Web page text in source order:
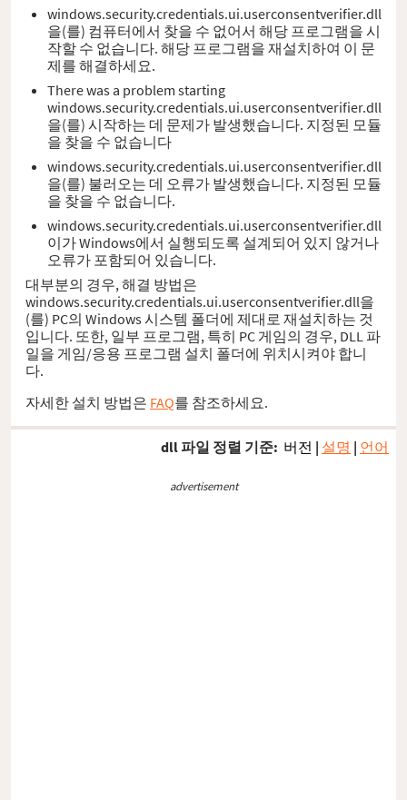
windows.security.credentials.ui.userconsentverifier.dll
을(를) 컴퓨터에서 찾을 수 없어서 해당 프로그램을 시
작할 수 없습니다. 해당 프로그램을 재설치하여 이 문
제를 해결하세요.
There was a problem starting
windows.security.credentials.ui.userconsentverifier.dll
을(를) 시작하는 데 문제가 발생했습니다. 지정된 모듈
을 찾을 수 없습니다
windows.security.credentials.ui.userconsentverifier.dll
을(를) 불러오는 데 오류가 발생했습니다. 지정된 모듈
을 찾을 수 없습니다.
windows.security.credentials.ui.userconsentverifier.dll
이가 Windows에서 실행되도록 설계되어 있지 않거나
오류가 포함되어 있습니다.
대부분의 경우, 해결 방법은
windows.security.credentials.ui.userconsentverifier.dll을
(를) PC의 Windows 시스템 폴더에 제대로 재설치하는 것
입니다. 또한, 일부 프로그램, 특히 PC 게임의 경우, DLL 파
일을 게임/응용 프로그램 설치 폴더에 위치시켜야 합니
다.
자세한 설치 방법은 FAQ를 참조하세요.
dll 파일 정렬 기준: 버전 | 설명 | 언어
advertisement